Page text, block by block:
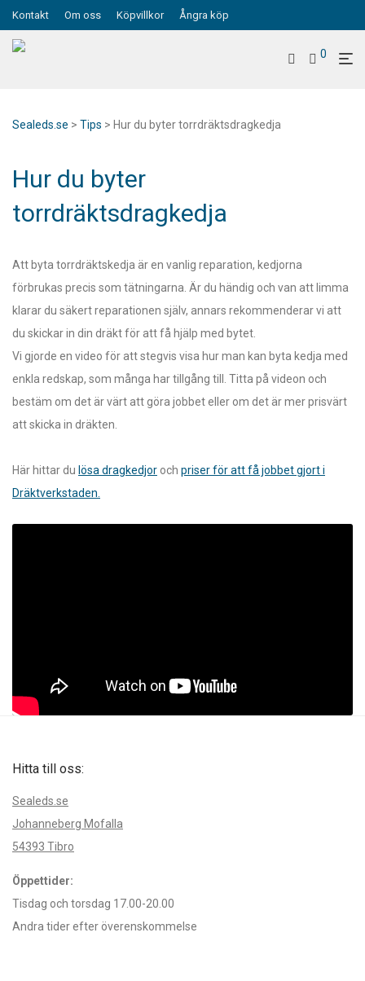
Kontakt Om oss Köpvillkor Ångra köp
0
Sealeds.se > Tips > Hur du byter torrdräktsdragkedja
Hur du byter
torrdräktsdragkedja
Att byta torrdräktskedja är en vanlig reparation, kedjorna
förbrukas precis som tätningarna. Är du händig och van att limma
klarar du säkert reparationen själv, annars rekommenderar vi att
du skickar in din dräkt för att få hjälp med bytet.
Vi gjorde en video för att stegvis visa hur man kan byta kedja med
enkla redskap, som många har tillgång till. Titta på videon och
bestäm om det är värt att göra jobbet eller om det är mer prisvärt
att skicka in dräkten.
Här hittar du lösa dragkedjor och priser för att få jobbet gjort i
Dräktverkstaden.
Hitta till oss:
Sealeds.se
Johanneberg Mofalla
54393 Tibro
Öppettider:
Tisdag och torsdag 17.00-20.00
Andra tider efter överenskommelse